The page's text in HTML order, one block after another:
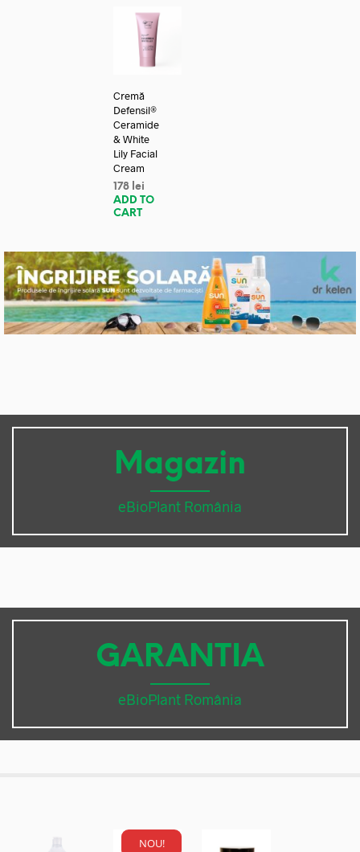
Cremă
Defensil®
Ceramide
& White
Lily Facial
Cream
178 lei
ADD TO
CART
Magazin
eBioPlant România
GARANTIA
eBioPlant România
NOU!